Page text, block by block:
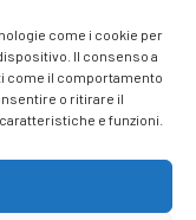
come i cookie per
Il consenso a
come il comportamento
o ritirare il
e funzioni.